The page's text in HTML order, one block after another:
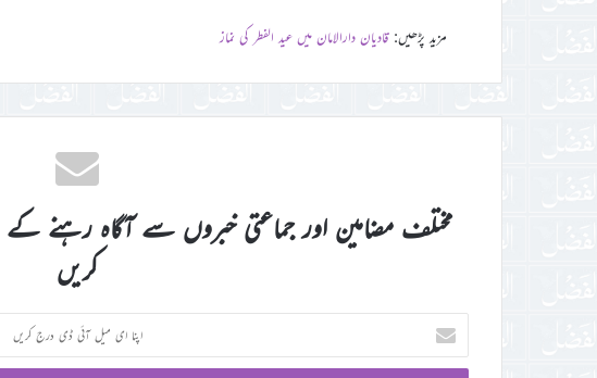
مزید پڑھیں: قادیان دارالامان میں عید الفطر کی نماز
مختلف مضامین اور جماعتی خبروں سے آگاہ رہنے
کریں
اپنا
ای
میل